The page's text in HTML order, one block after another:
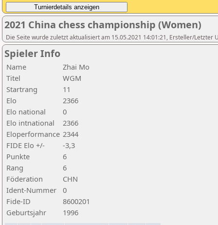
2021 China chess championship (Women)
Die Seite wurde zuletzt aktualisiert am 15.05.2021 14:01:21, Ersteller/Letzter
Spieler Info
Name
Zhai Mo
Titel
WGM
Startrang
11
Elo
2366
Elo national
0
Elo intnational
2366
Eloperformance 2344
FIDE Elo +/-
-3,3
Punkte
6
Rang
6
Föderation
CHN
Ident-Nummer
0
Fide-ID
8600201
Geburtsjahr
1996